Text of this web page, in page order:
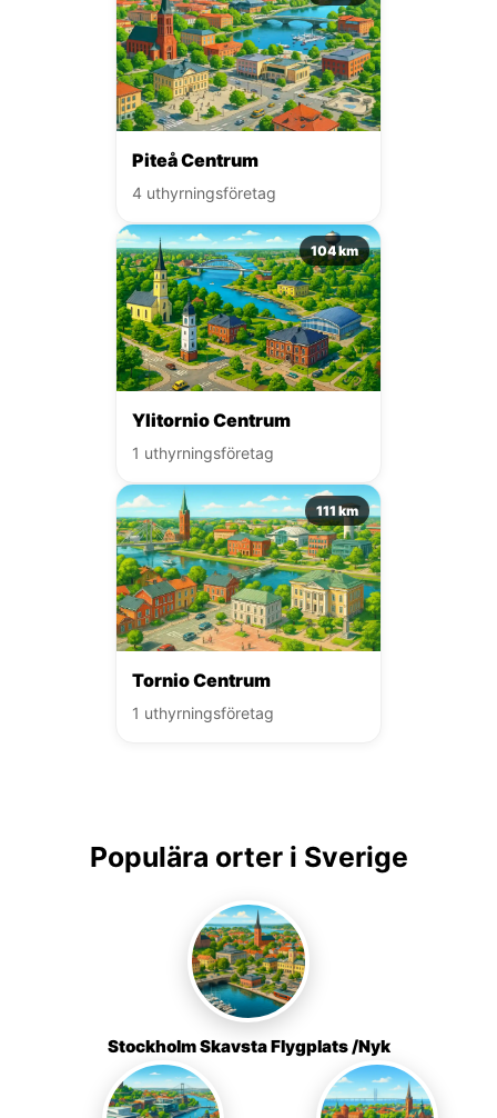
Piteå Centrum
4 uthyrningsföretag
104 km
Ylitornio Centrum
1 uthyrningsföretag
111 km
Tornio Centrum
1 uthyrningsföretag
Populära orter i Sverige
Stockholm Skavsta Flygplats /Nyk